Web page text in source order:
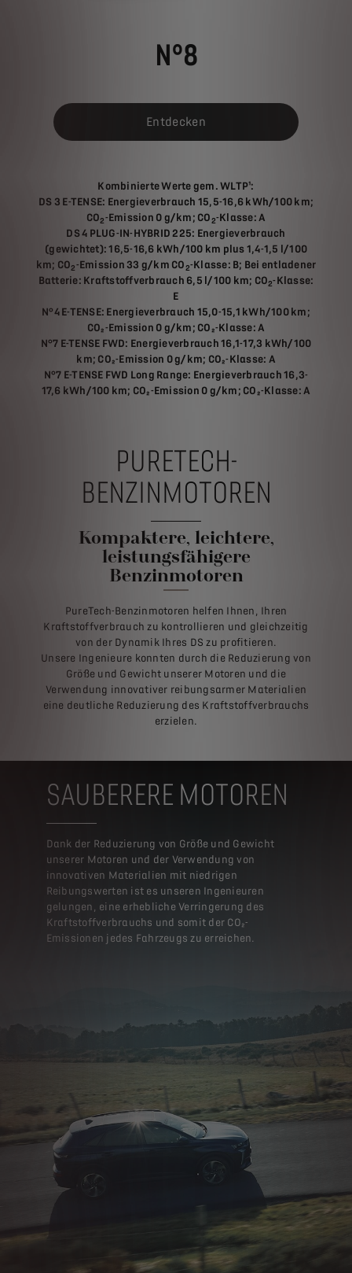
N°8
Entdecken
Kombinierte Werte gem. WLTP¹:
DS 3 E-TENSE: Energieverbrauch 15,5-16,6 kWh/100 km;
CO2-Emission 0 g/km; CO2-Klasse: A
DS 4 PLUG-IN-HYBRID 225: Energieverbrauch
(gewichtet): 16,5-16,6 kWh/100 km plus 1,4-1,5 l/100
km; CO2-Emission 33 g/km CO2-Klasse: B; Bei entladener
Batterie: Kraftstoffverbrauch 6,5 l/100 km; CO2-Klasse:
E
N°4 E-TENSE: Energieverbrauch 15,0-15,1 kWh/100 km;
CO₂-Emission 0 g/km; CO₂-Klasse: A
N°7 E-TENSE FWD: Energieverbrauch 16,1-17,3 kWh/100
km; CO₂-Emission 0 g/km; CO₂-Klasse: A
N°7 E-TENSE FWD Long Range: Energieverbrauch 16,3-
17,6 kWh/100 km; CO₂-Emission 0 g/km; CO₂-Klasse: A
PURETECH-
BENZINMOTOREN
Kompaktere, leichtere,
leistungsfähigere
Benzinmotoren
PureTech-Benzinmotoren helfen Ihnen, Ihren
Kraftstoffverbrauch zu kontrollieren und gleichzeitig
von der Dynamik Ihres DS zu profitieren.
Unsere Ingenieure konnten durch die Reduzierung von
Größe und Gewicht unserer Motoren und die
Verwendung innovativer reibungsarmer Materialien
eine deutliche Reduzierung des Kraftstoffverbrauchs
erzielen.
SAUBERERE MOTOREN
Dank der Reduzierung von Größe und Gewicht
unserer Motoren und der Verwendung von
innovativen Materialien mit niedrigen
Reibungswerten ist es unseren Ingenieuren
gelungen, eine erhebliche Verringerung des
Kraftstoffverbrauchs und somit der CO₂-
Emissionen jedes Fahrzeugs zu erreichen.